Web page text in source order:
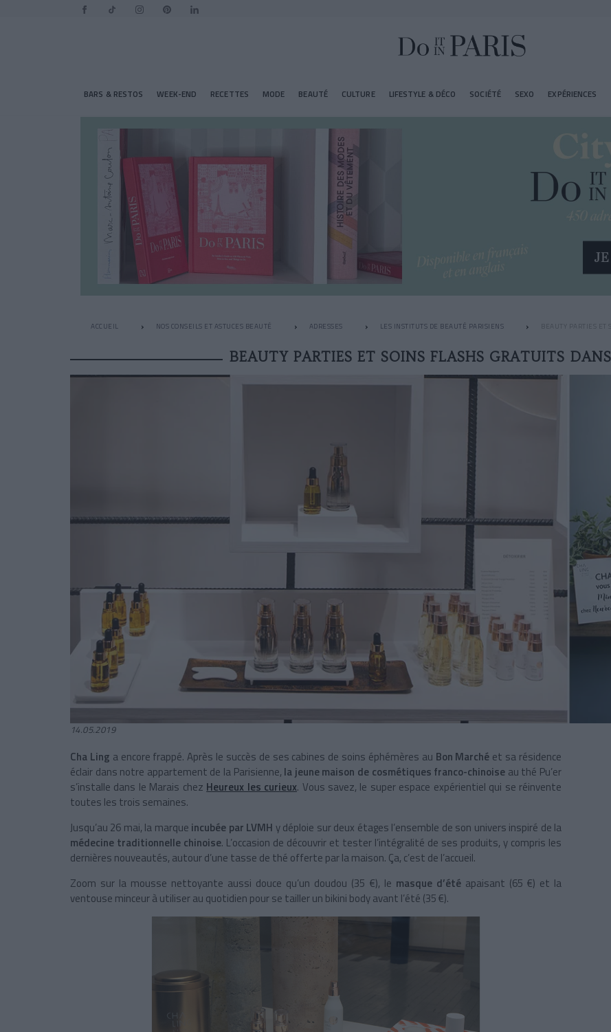
BARS & RESTOS WEEK-END RECETTES MODE BEAUTÉ CULTURE LIFESTYLE & DÉCO SOCIÉTÉ SEXO EXPÉRIENCES
ACCUEIL NOS CONSEILS ET ASTUCES BEAUTÉ ADRESSES LES INSTITUTS DE BEAUTÉ PARISIENS BEAUTY PARTIES ET
BEAUTY PARTIES ET SOINS FLASHS GRATUITS
14.05.2019
Cha Ling a encore frappé. Après le succès de ses cabines de soins éphémères au Bon Marché et sa résidence
éclair dans notre appartement de la Parisienne, la jeune maison de cosmétiques franco-chinoise au thé Pu’er
s’installe dans le Marais chez Heureux les curieux. Vous savez, le super espace expérientiel qui se réinvente
toutes les trois semaines.
Jusqu’au 26 mai, la marque incubée par LVMH y déploie sur deux étages l’ensemble de son univers inspiré de la
médecine traditionnelle chinoise. L’occasion de découvrir et tester l’intégralité de ses produits, y compris les
dernières nouveautés, autour d’une tasse de thé offerte par la maison. Ça, c’est de l’accueil.
Zoom sur la mousse nettoyante aussi douce qu’un doudou (35 €), le masque d’été apaisant (65 €) et la
ventouse minceur à utiliser au quotidien pour se tailler un bikini body avant l’été (35 €).